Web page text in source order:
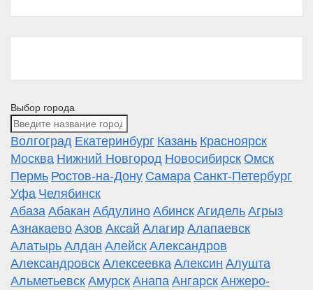
Выбор города
Волгоград Екатеринбург Казань Красноярск
Москва Нижний Новгород Новосибирск Омск
Пермь Ростов-на-Дону Самара Санкт-Петербург
Уфа Челябинск
Абаза Абакан Абдулино Абинск Агидель Агрыз
Азнакаево Азов Аксай Алагир Алапаевск
Алатырь Алдан Алейск Александров
Александровск Алексеевка Алексин Алушта
Альметьевск Амурск Анапа Ангарск Анжеро-